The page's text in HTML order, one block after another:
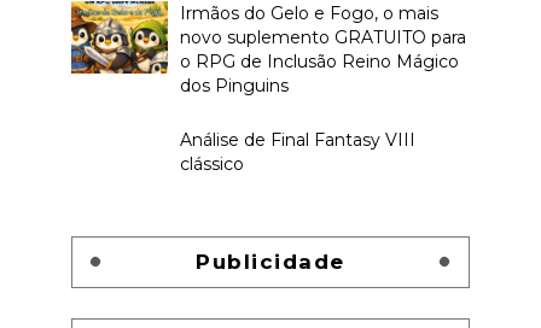
Irmãos do Gelo e Fogo, o mais
novo suplemento GRATUITO para
o RPG de Inclusão Reino Mágico
dos Pinguins
Análise de Final Fantasy VIII
clássico
Publicidade